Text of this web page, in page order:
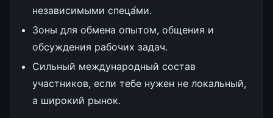
независимыми спеца́ми.
Зоны для обмена опытом, общения и
обсуждения рабочих задач.
Сильный международный состав
участников, если тебе нужен не локальный,
а широкий рынок.